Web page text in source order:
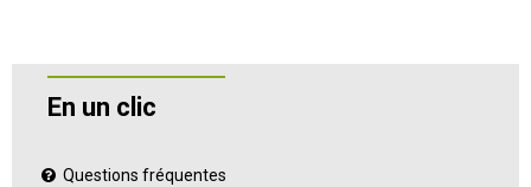
En un clic
Questions fréquentes